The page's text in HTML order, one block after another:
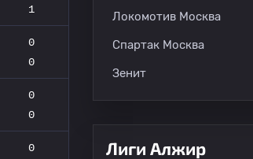
1
0
0
0
0
0
Локомотив Москва
Спартак Москва
Зенит
Лиги Алжир